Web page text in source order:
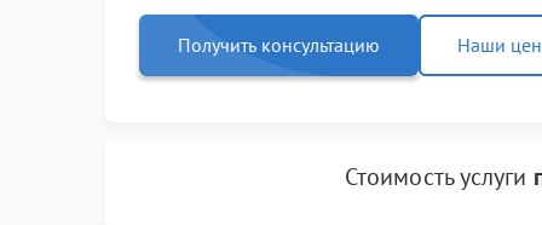
Получить консультацию Наши
Стоимость услуги